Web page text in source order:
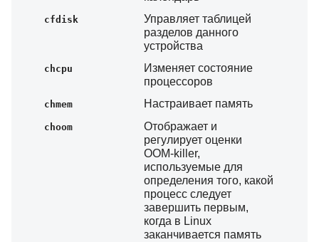
cfdisk
Управляет таблицей
разделов данного
устройства
chcpu
Изменяет состояние
процессоров
chmem Настраивает память
choom
Отображает и
регулирует оценки
OOM-killer,
используемые для
определения того, какой
процесс следует
завершить первым,
когда в Linux
заканчивается память